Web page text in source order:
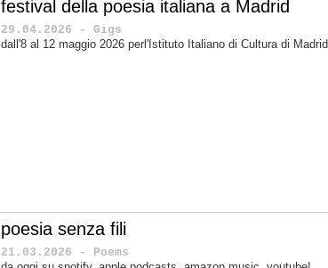
festival della poesia italiana a Madrid
29.04.2026 - Gigs
dall'8 al 12 maggio 2026 perl'Istituto Italiano di Cultura di Madrid
poesia senza fili
21.03.2026 - Poems